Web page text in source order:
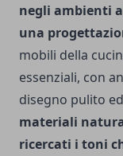
negli ambienti
una
mobili della
essenziali, con
disegno pulito
materiali
ricercati i toni